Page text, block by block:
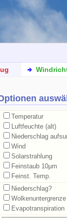
Temperatur
Luftfeuchte (alt)
Niederschlag
Wind
Solarstrahlung
Feinstaub 10µm
Feinst. Temp.
Niederschlag?
Evapotranspiration